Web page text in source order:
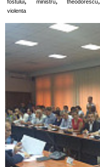
fostului ministru theodorescu
violenta